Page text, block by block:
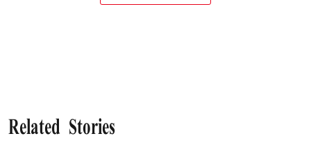
Related Stories